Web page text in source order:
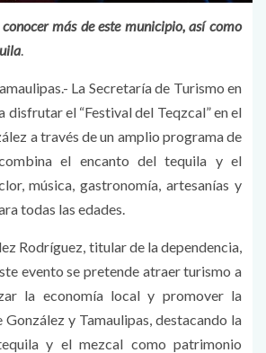
más de este municipio, así como
La Secretaría de Turismo en
disfrutar el “Festival del Teqzcal” en el
a través de un amplio programa de
el encanto del tequila y el
música, gastronomía, artesanías y
todas las edades.
Rodríguez, titular de la dependencia,
evento se pretende atraer turismo a
la economía local y promover la
y Tamaulipas, destacando la
y el mezcal como patrimonio